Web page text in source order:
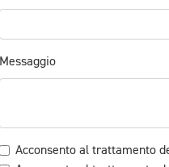
Messaggio
Acconsento al trattamento